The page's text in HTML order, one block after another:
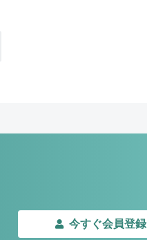
今すぐ会員登録